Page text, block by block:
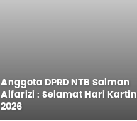
Anggota DPRD NTB Salman
Alfarizi : Selamat Hari Kartini
2026